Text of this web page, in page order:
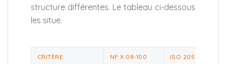
structure différentes. Le tableau ci-dessous
les situe.
CRITÈRE NF X 08-100 ISO 20560